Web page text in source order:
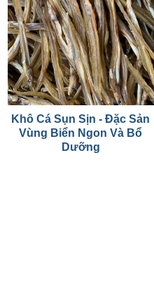
Khô Cá Sụn Sịn - Đặc Sản
Vùng Biển Ngon Và Bổ
Dưỡng